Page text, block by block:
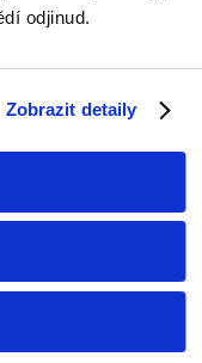
odjinud.
Zobrazit detaily